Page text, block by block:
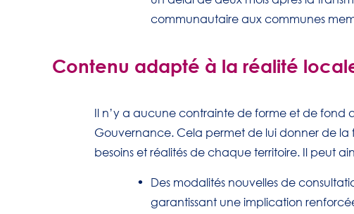
communautaire aux communes
Contenu adapté à la réalité
Il n’y a aucune contrainte de forme et de
Gouvernance. Cela permet de lui donner de la
besoins et réalités de chaque territoire. Il peut
Des modalités nouvelles de
garantissant une implication